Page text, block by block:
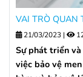
VAI TRÒ QUAN
21/03/2023 |
Sự phát triển
việc bảo vệ